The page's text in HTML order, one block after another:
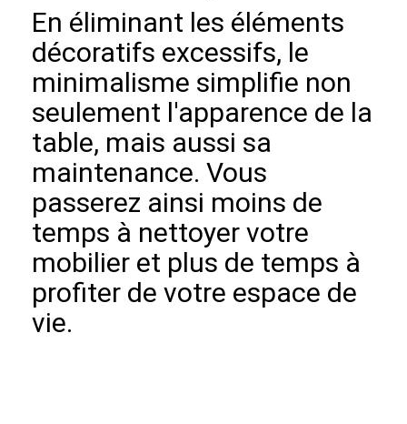
En éliminant les éléments
décoratifs excessifs, le
minimalisme simplifie non
seulement l'apparence de la
table, mais aussi sa
maintenance. Vous
passerez ainsi moins de
temps à nettoyer votre
mobilier et plus de temps à
profiter de votre espace de
vie.